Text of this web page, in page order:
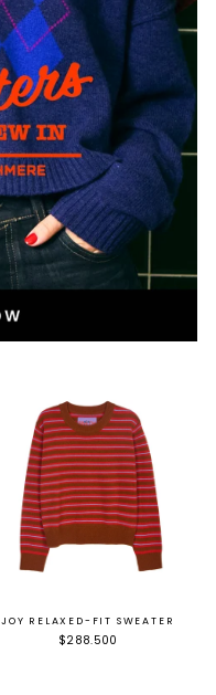
JOY RELAXED-FIT SWEATER
$288.500